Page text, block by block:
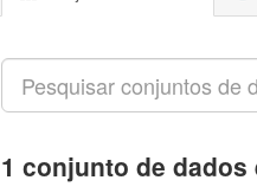
1 conjunto de dados